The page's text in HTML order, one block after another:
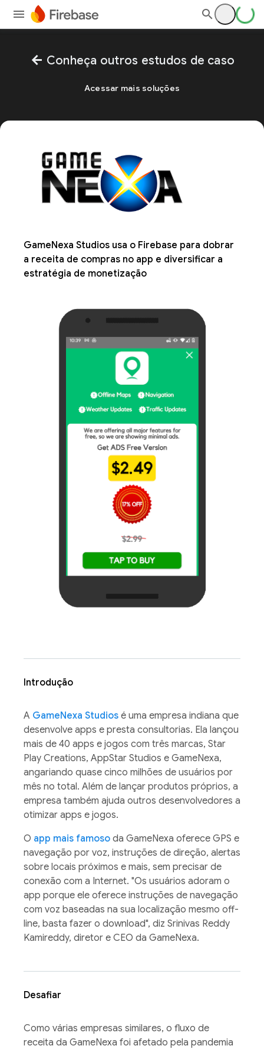
arrow_back Conheça outros estudos de caso
Acessar mais soluções
GameNexa Studios usa o Firebase para dobrar
a receita de compras no app e diversificar a
estratégia de monetização
Introdução
A GameNexa Studios é uma empresa indiana que
desenvolve apps e presta consultorias. Ela lançou
mais de 40 apps e jogos com três marcas, Star
Play Creations, AppStar Studios e GameNexa,
angariando quase cinco milhões de usuários por
mês no total. Além de lançar produtos próprios, a
empresa também ajuda outros desenvolvedores a
otimizar apps e jogos.
O app mais famoso da GameNexa oferece GPS e
navegação por voz, instruções de direção, alertas
sobre locais próximos e mais, sem precisar de
conexão com a Internet. "Os usuários adoram o
app porque ele oferece instruções de navegação
com voz baseadas na sua localização mesmo off-
line, basta fazer o download", diz Srinivas Reddy
Kamireddy, diretor e CEO da GameNexa.
Desafiar
Como várias empresas similares, o fluxo de
receita da GameNexa foi afetado pela pandemia